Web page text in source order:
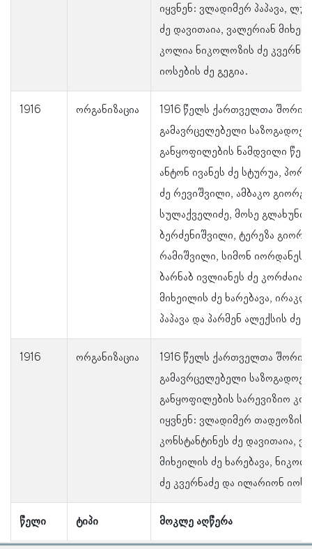
წელი ტიპი მოკლე აღწერა
იყვნენ: ვლადიმერ პაპავა,
ძე დავითაია, ვალერიან
კოლია ნიკოლოზის ძე
იოსების ძე გეგია.
1916 ორგანიზაცია
1916 წელს ქართველთა შორის
გამავრცელებელი
განყოფილების ნამდვილი
ანტონ ივანეს ძე სტურუა,
ძე რევიშვილი, ამბაკო
სულაქველიძე, მოსე გლახუნის
ბერძენიშვილი, ტერეზა
რამიშვილი, სიმონ იორდანეს
ბარნაბ ივლიანეს ძე კორძაია,
მიხეილის ძე ხარებავა,
პაპავა და პარმენ ალექსის ძე
1916 ორგანიზაცია
1916 წელს ქართველთა შორის
გამავრცელებელი
განყოფილების სარევიზიო
იყვნენ: ვლადიმერ თადეოზის
კონსტანტინეს ძე დავითაია,
მიხეილის ძე ხარებავა,
ძე კვერნაძე და ილარიონ